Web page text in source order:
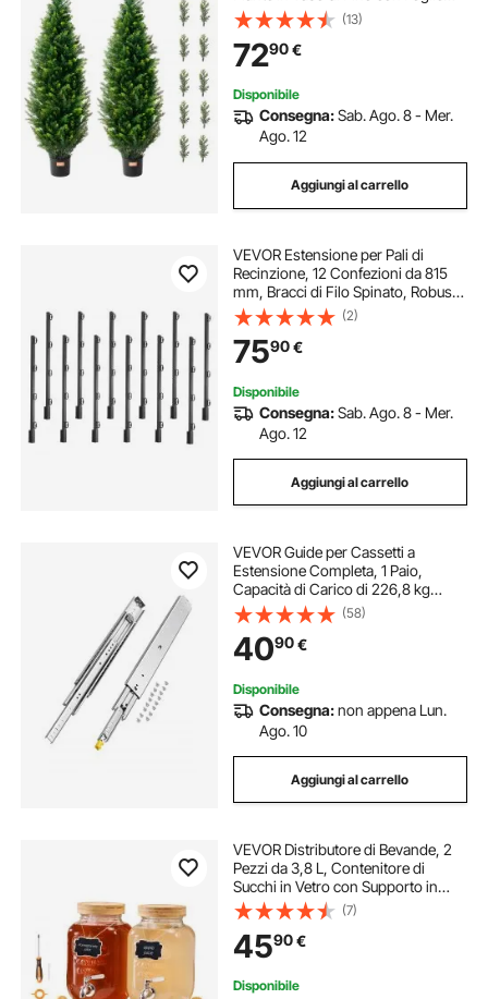
Extra, Set Verde Artificiale Protetto
dai Raggi UV per Domestica di
(13)
7290€
Disponibile
Consegna:Sab. Ago. 8 - Mer.
Ago. 12
Aggiungi al carrello
VEVOR Estensione per Pali di
Recinzione, 12 Confezioni da 815
mm, Bracci di Filo Spinato, Robusti
Estensori in Acciaio per Recinzioni,
Bracci di Prolunga in Filo Spinato
Montati, per la Privacy
(2)
7590€
Disponibile
Consegna:Sab. Ago. 8 - Mer.
Ago. 12
Aggiungi al carrello
VEVOR Guide per Cassetti a
Estensione Completa, 1 Paio,
Capacità di Carico di 226,8 kg
Binario per Cassetti con
Bloccaggio, Cuscinetti a Sfera con
Guida Scorrevole, Lunghezza
Estensione 610 mm
(58)
4090€
Disponibile
Consegna:non appena Lun.
Ago. 10
Aggiungi al carrello
VEVOR Distributore di Bevande, 2
Pezzi da 3,8 L, Contenitore di
Succhi in Vetro con Supporto in
Legno, Rubinetto in Acciaio Inox,
Infusore, Distributore di Tè Freddo,
Limonata, per Feste
(7)
4590€
Disponibile